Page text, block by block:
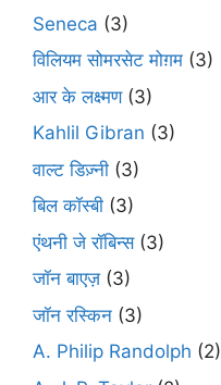
Seneca (3)
विलियम सोमरसेट मोग़म (3)
आर के लक्ष्मण(3)
Kahlil Gibran (3)
वाल्ट डिज़्नी (3)
बिल कॉस्बी (3)
एंथनी जे रॉबिन्स(3)
जॉन बाएज़ (3)
जॉन रस्किन (3)
A. Philip Randolph (2)